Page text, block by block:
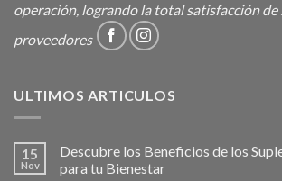
operación, logrando la total satisfacción de
proveedores
ULTIMOS ARTICULOS
15
Nov
Descubre los Beneficios de los
para tu Bienestar